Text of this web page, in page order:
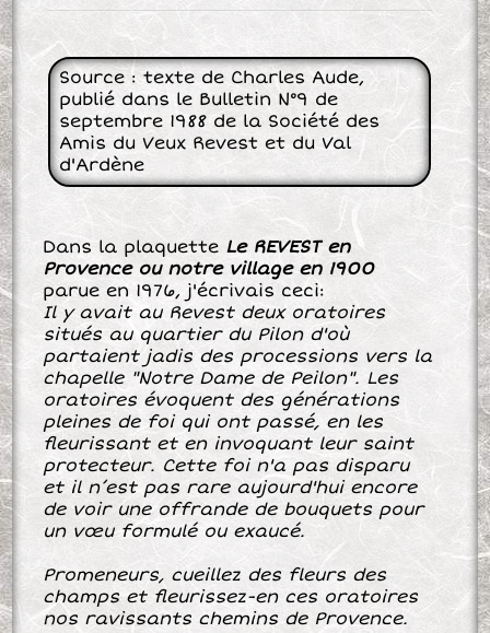
Source : texte de Charles Aude,
publié dans le Bulletin N°9 de
septembre 1988 de la Société des
Amis du Veux Revest et du Val
d'Ardène
Dans la plaquette Le REVEST en
Provence ou notre village en 1900
parue en 1976, j'écrivais ceci:
Il y avait au Revest deux oratoires
situés au quartier du Pilon d'où
partaient jadis des processions vers la
chapelle "Notre Dame de Peilon". Les
oratoires évoquent des générations
pleines de foi qui ont passé, en les
ﬂeurissant et en invoquant leur saint
protecteur. Cette foi n'a pas disparu
et il n’est pas rare aujourd'hui encore
de voir une offrande de bouquets pour
un vœu formulé ou exaucé.
Promeneurs, cueillez des fleurs des
champs et ﬂeurissez-en ces oratoires
nos ravissants chemins de Provence.